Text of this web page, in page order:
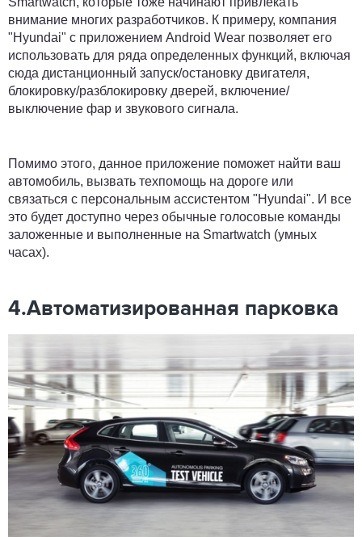
внимание многих разработчиков. К примеру, компания
"Hyundai" с приложением Android Wear позволяет его
использовать для ряда определенных функций, включая
сюда дистанционный запуск/остановку двигателя,
блокировку/разблокировку дверей, включение/
выключение фар и звукового сигнала.
Помимо этого, данное приложение поможет найти ваш
автомобиль, вызвать техпомощь на дороге или
связаться с персональным ассистентом "Hyundai". И все
это будет доступно через обычные голосовые команды
заложенные и выполненные на Smartwatch (умных
часах).
4.Автоматизированная парковка